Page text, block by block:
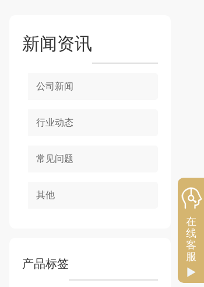
新闻资讯
公司新闻
行业动态
常见问题
其他
产品标签
在
线
客
服